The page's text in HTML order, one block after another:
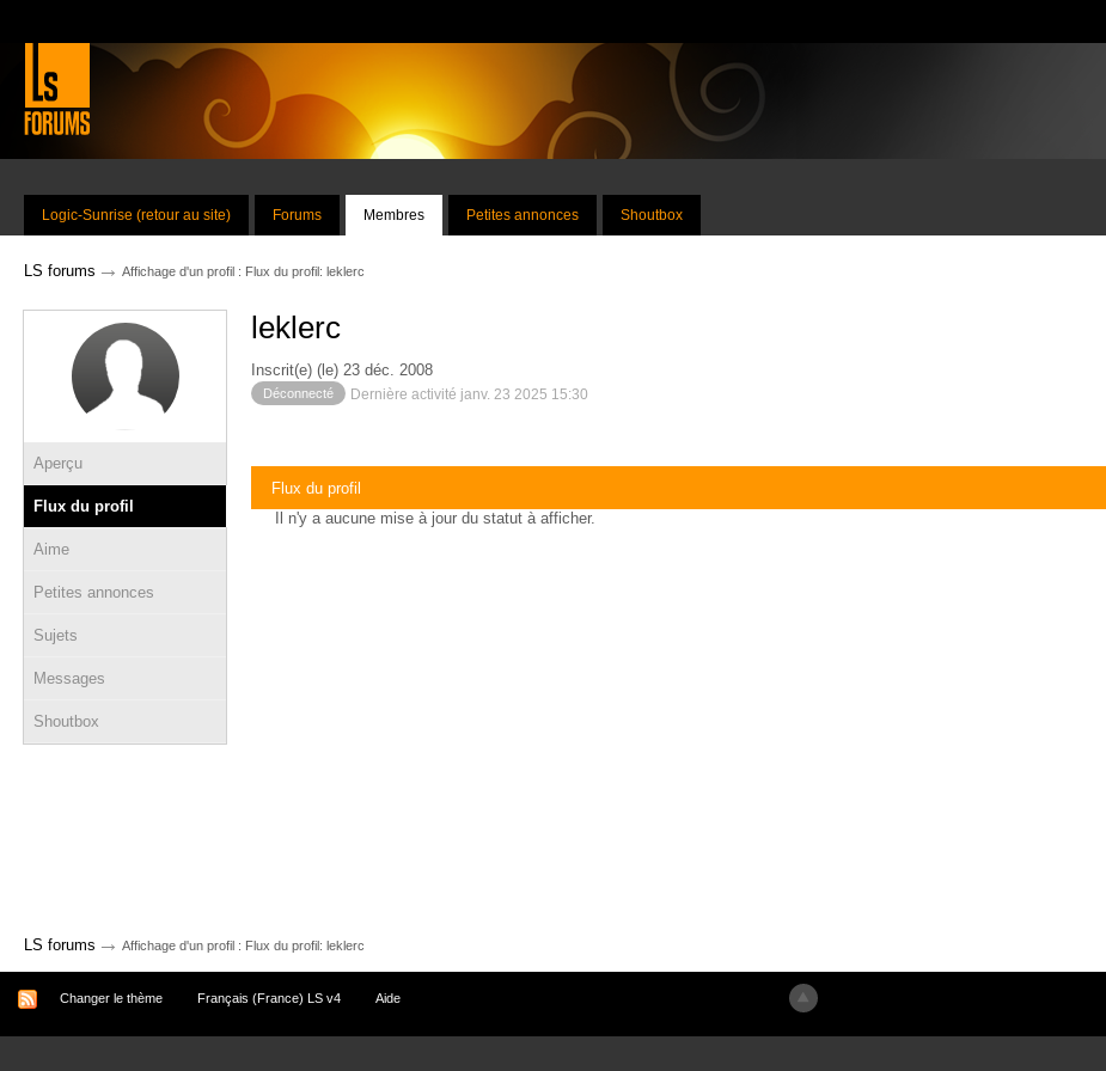
Logic-Sunrise (retour au site) Forums Membres Petites annonces Shoutbox
LS forums → Affichage d'un profil : Flux du profil: leklerc
Aperçu
Flux du profil
Aime
Petites annonces
Sujets
Messages
Shoutbox
leklerc
Inscrit(e) (le) 23 déc. 2008
Déconnecté Dernière activité janv. 23 2025 15:30
Flux du profil
Il n'y a aucune mise à jour du statut à afficher.
LS forums → Affichage d'un profil : Flux du profil: leklerc
Changer le thème Français (France) LS v4 Aide